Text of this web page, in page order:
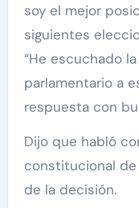
soy el mejor
siguientes
“He escuchado
parlamentario a
respuesta con
Dijo que habló
constitucional de
de la decisión.